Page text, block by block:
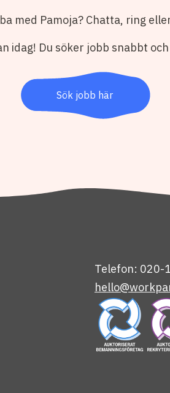
med Pamoja? Chatta, ring
idag! Du söker jobb snabbt
Sök jobb här
Telefon: 020-